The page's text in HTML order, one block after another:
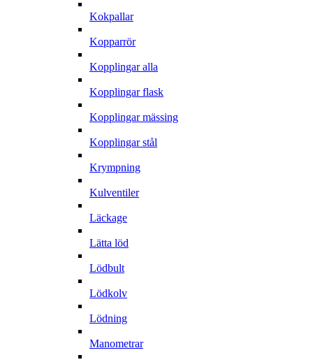
Kokpallar
Kopparrör
Kopplingar alla
Kopplingar flask
Kopplingar mässing
Kopplingar stål
Krympning
Kulventiler
Läckage
Lätta löd
Lödbult
Lödkolv
Lödning
Manometrar